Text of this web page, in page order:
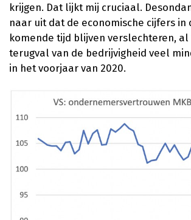
krijgen. Dat lijkt mij cruciaal.
naar uit dat de economische cijfers in
komende tijd blijven verslechteren, al
terugval van de bedrijvigheid veel
in het voorjaar van 2020.